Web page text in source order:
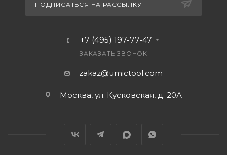
ПОДПИСАТЬСЯ НА РАССЫЛКУ
+7 (495) 197-77-47
ЗАКАЗАТЬ ЗВОНОК
zakaz@umictool.com
Москва, ул. Кусковская, д. 20А